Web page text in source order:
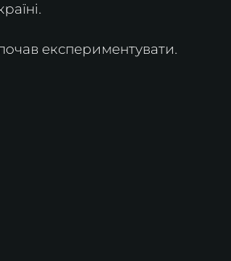
експериментувати.